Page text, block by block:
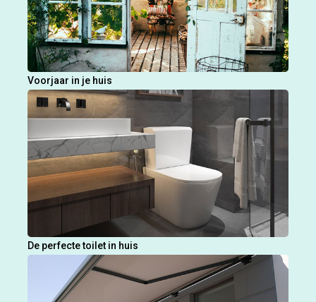
Voorjaar in je huis
De perfecte toilet in huis